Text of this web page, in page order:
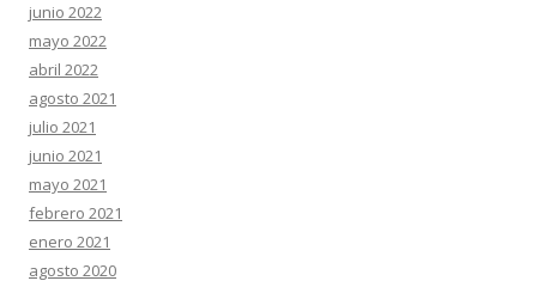
junio 2022
mayo 2022
abril 2022
agosto 2021
julio 2021
junio 2021
mayo 2021
febrero 2021
enero 2021
agosto 2020